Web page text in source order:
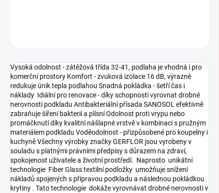
Vysoká odolnost - zátěžová třída 32-41, podlaha je vhodná i pro
komerční prostory Komfort - zvuková izolace 16 dB, výrazně
redukuje únik tepla podlahou Snadná pokládka - šetří čas i
náklady Idiální pro renovace - díky schopnosti vyrovnat drobné
nerovnosti podkladu Antibakteriální přísada SANOSOL efektivně
zabraňuje šíření bakterií a plísní Odolnost proti vrypu nebo
promáčknutí díky kvalitní nášlapné vrstvě v kombinaci s pružným
materiálem podkladu Voděodolnost - přizpůsobené pro koupelny i
kuchyně Všechny výrobky značky GERFLOR jsou vyrobeny v
souladu s platnými právními předpisy s důrazem na zdraví,
spokojenost uživatele a životní prostředí. Naprosto unikátní
technologie Fiber Glass textilní podložky umožňuje snížení
nákladů spojených s přípravou podkladu a následnou pokládkou
krytiny . Tato technologie dokáže vyrovnávat drobné nerovnosti v